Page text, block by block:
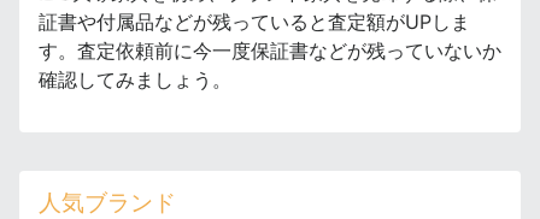
証書や付属品などが残っていると査定額がUPしま
す。査定依頼前に今一度保証書などが残っていないか
確認してみましょう。
人気ブランド